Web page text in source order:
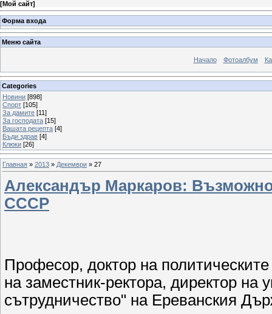
[Мой сайт]
Форма входа
Меню сайта
Начало Фотоалбум
Categories
Новини [898]
Спорт [105]
За дамите [11]
За господата [15]
Вашата рецепта [4]
Бъди здрав [4]
Клюки [26]
Главная » 2013 » Декември » 27
Александър Маркаров:
СССР
Професор, доктор на
на заместник-ректора, директор
сътрудничество" на Ереванския